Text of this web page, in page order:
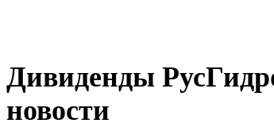
Дивиденды
новости